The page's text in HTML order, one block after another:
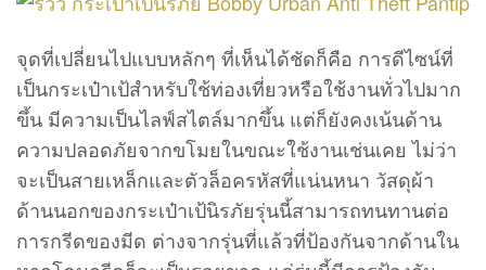
จุดที่เปลี่ยนไปแบบหลักๆ ที่เห็นได้ชัดก็คือ การดีไซน์ที่
เป็นกระเป๋าเป้สำหรับใช้ท่องเที่ยวหรือใช้งานทั่วไปมาก
ขึ้น มีความเป็นไลฟ์สไตล์มากขึ้น แต่ก็ยังคงเน้นด้าน
ความปลอดภัยจากขโมยในขณะใช้งานเช่นเคย ไม่ว่า
จะเป็นสายเหล็กและตัวล็อครหัสที่แน่นหนา วัสดุผ้า
ด้านนอกของกระเป๋าเป้นิรภัยรุ่นนี้สามารถทนทานต่อ
การกรีดของมีด ต่างจากรุ่นที่แล้วที่ป้องกันจากด้านใน